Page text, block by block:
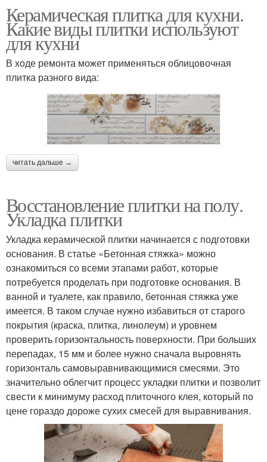
Керамическая плитка для кухни.
Какие виды плитки используют
для кухни
В ходе ремонта может применяться облицовочная
плитка разного вида:
читать дальше →
Восстановление плитки на полу.
Укладка плитки
Укладка керамической плитки начинается с подготовки
основания. В статье «Бетонная стяжка» можно
ознакомиться со всеми этапами работ, которые
потребуется проделать при подготовке основания. В
ванной и туалете, как правило, бетонная стяжка уже
имеется. В таком случае нужно избавиться от старого
покрытия (краска, плитка, линолеум) и уровнем
проверить горизонтальность поверхности. При больших
перепадах, 15 мм и более нужно сначала выровнять
горизонталь самовыравнивающимися смесями. Это
значительно облегчит процесс укладки плитки и позволит
свести к минимуму расход плиточного клея, который по
цене гораздо дороже сухих смесей для выравнивания.